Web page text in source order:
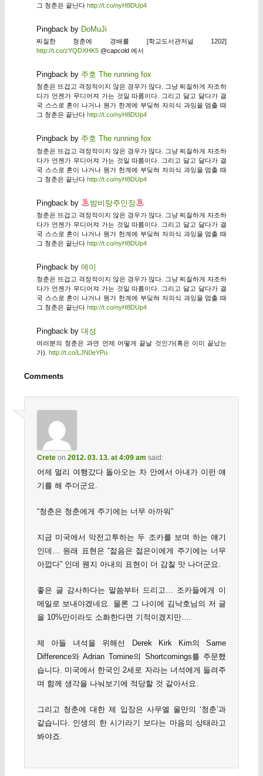
그 청춘은 끝난다 http://t.co/nyH8DUp4
Pingback by DoMuJi
찌질한 청춘에 경배를 [학교도서관저널 1202]
http://t.co/zYQDXHK5@capcold 에서
Pingback by 주호 The running fox
청춘은 뜨겁고 격정적이지 않은 경우가 많다. 그냥 찌질하게 자조하
다가 언젠가 무디어져 가는 것일 따름이다. 그리고 닳고 닳다가 결
국 스스로 혼이 나거나 뭔가 한계에 부딪혀 자의식 과잉을 멈출 때
그 청춘은 끝난다 http://t.co/nyH8DUp4
Pingback by 주호 The running fox
청춘은 뜨겁고 격정적이지 않은 경우가 많다. 그냥 찌질하게 자조하
다가 언젠가 무디어져 가는 것일 따름이다. 그리고 닳고 닳다가 결
국 스스로 혼이 나거나 뭔가 한계에 부딪혀 자의식 과잉을 멈출 때
그 청춘은 끝난다 http://t.co/nyH8DUp4
Pingback by 밤비탕주인장
청춘은 뜨겁고 격정적이지 않은 경우가 많다. 그냥 찌질하게 자조하
다가 언젠가 무디어져 가는 것일 따름이다. 그리고 닳고 닳다가 결
국 스스로 혼이 나거나 뭔가 한계에 부딪혀 자의식 과잉을 멈출 때
그 청춘은 끝난다 http://t.co/nyH8DUp4
Pingback by 메이
청춘은 뜨겁고 격정적이지 않은 경우가 많다. 그냥 찌질하게 자조하
다가 언젠가 무디어져 가는 것일 따름이다. 그리고 닳고 닳다가 결
국 스스로 혼이 나거나 뭔가 한계에 부딪혀 자의식 과잉을 멈출 때
그 청춘은 끝난다 http://t.co/nyH8DUp4
Pingback by 대성
여러분의 청춘은 과연 언제 어떻게 끝날 것인가(혹은 이미 끝났는
가).
http://t.co/LJN0eYPu
Comments
Creteon 2012. 03. 13. at 4:09 am said:
어제 멀리 여행갔다 돌아오는 차 안에서 아내가 이런 얘
기를 해 주더군요.
“청춘은 청춘에게 주기에는 너무 아까워”
지금 미국에서 악전고투하는 두 조카를 보며 하는 얘기
인데… 원래 표현은 “젊음은 젊은이에게 주기에는 너무
아깝다” 인데 웬지 아내의 표현이 더 감칠 맛 나더군요.
좋은 글 감사하다는 말씀부터 드리고… 조카들에게 이
메일로 보내야겠네요. 물론 그 나이에 김낙호님의 저 글
을 10%만이라도 소화한다면 기적이겠지만….
제 아들 녀석을 위해선 Derek Kirk Kim의 Same
Difference와 Adrian Tomine의 Shortcomings를 주문했
습니다. 미국에서 한국인 2세로 자라는 녀석에게 들려주
며 함께 생각을 나눠보기에 적당할 것 같아서요.
그리고 청춘에 대한 제 입장은 사무엘 울만의 ‘청춘’과
같습니다. 인생의 한 시기라기 보다는 마음의 상태라고
봐야죠.